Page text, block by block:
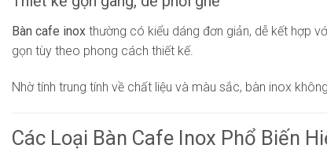
Bàn cafe inox thường có kiểu dáng đơn giản, dễ kết hợp
gọn tùy theo phong cách thiết kế.
Nhờ tính trung tính về chất liệu và màu sắc, bàn inox
Các Loại Bàn Cafe Inox Phổ Biến